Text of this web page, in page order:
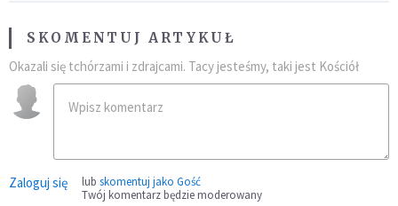
SKOMENTUJ ARTYKUŁ
Okazali się tchórzami i zdrajcami. Tacy jesteśmy, taki jest Kościół
Zaloguj się lub skomentuj jako Gość
Twój komentarz będzie moderowany